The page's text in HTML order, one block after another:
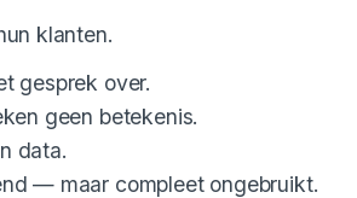
klanten.
gesprek over.
geen betekenis.
data.
— maar compleet ongebruikt.